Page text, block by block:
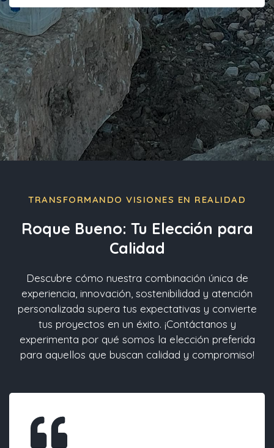
TRANSFORMANDO VISIONES EN REALIDAD
Roque Bueno: Tu Elección para
Calidad
Descubre cómo nuestra combinación única de
experiencia, innovación, sostenibilidad y atención
personalizada supera tus expectativas y convierte
tus proyectos en un éxito. ¡Contáctanos y
experimenta por qué somos la elección preferida
para aquellos que buscan calidad y compromiso!